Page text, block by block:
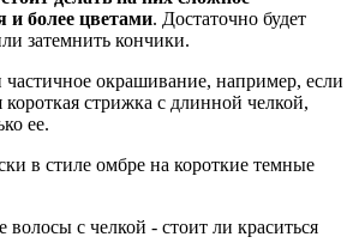
и более цветами. Достаточно будет
затемнить кончики.
окрашивание, например, если
стрижка с длинной челкой,
ее.
в стиле омбре на короткие темные